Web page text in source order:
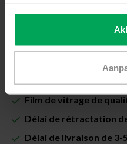
Film de vitrage de
Délai de rétractation
Délai de livraison de